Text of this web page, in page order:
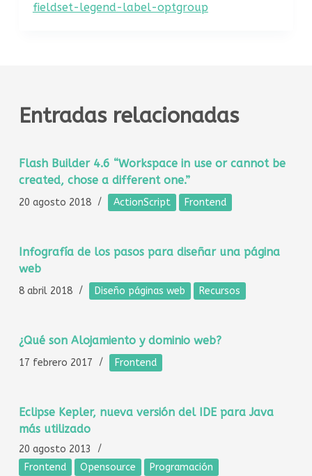
fieldset-legend-label-optgroup
Entradas relacionadas
Flash Builder 4.6 “Workspace in use or cannot be
created, chose a different one.”
20 agosto 2018 ActionScript Frontend
Infografía de los pasos para diseñar una página
web
8 abril 2018 Diseño páginas web Recursos
¿Qué son Alojamiento y dominio web?
17 febrero 2017 Frontend
Eclipse Kepler, nueva versión del IDE para Java
más utilizado
20 agosto 2013
Frontend
Opensource Programación